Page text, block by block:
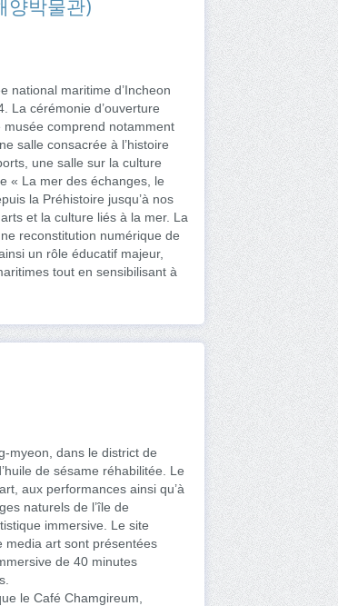
박물관)
national maritime d’Incheon
La cérémonie d’ouverture
musée comprend notamment
salle consacrée à l’histoire
une salle sur la culture
« La mer des échanges, le
la Préhistoire jusqu’à nos
et la culture liés à la mer. La
reconstitution numérique de
un rôle éducatif majeur,
tout en sensibilisant à
myeon, dans le district de
de sésame réhabilitée. Le
aux performances ainsi qu’à
naturels de l’île de
immersive. Le site
art sont présentées
de 40 minutes
le Café Chamgireum,